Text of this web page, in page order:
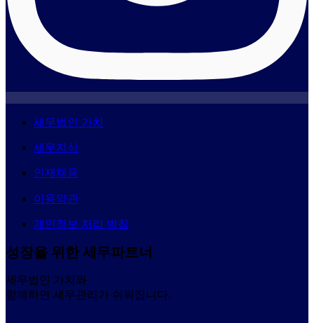
세무법인 가치
세무지식
인재채용
이용약관
개인정보 처리 방침
성장을 위한 세무파트너
세무법인 가치와
함께하면 세무관리가 쉬워집니다.